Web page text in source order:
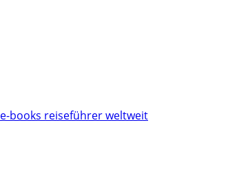
e-books reiseführer weltweit